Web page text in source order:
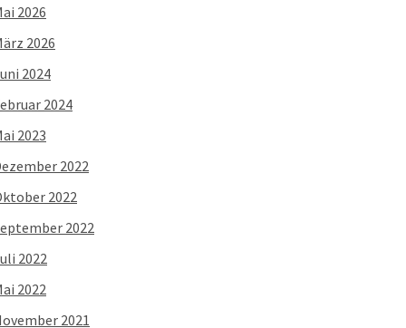
2026
2026
2024
2024
2023
2022
2022
2022
2022
2022
2021